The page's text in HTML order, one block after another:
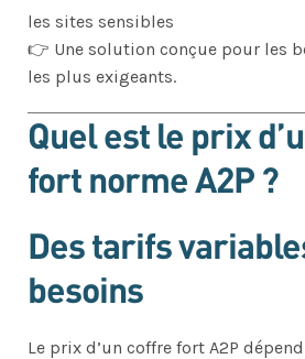
les sites sensibles
👉 Une solution conçue pour les
les plus exigeants.
Quel est le prix
fort norme A2P ?
Des tarifs
besoins
Le prix d’un coffre fort A2P